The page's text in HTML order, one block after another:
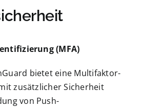
(MFA)
bietet eine Multifaktor-
zusätzlicher Sicherheit
von Push-